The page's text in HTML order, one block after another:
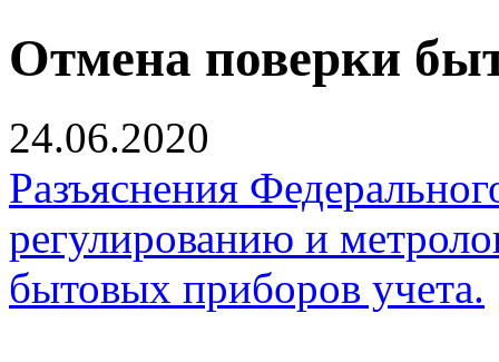
Отмена поверки
24.06.2020
Разъяснения
регулированию и
бытовых приборов учета.